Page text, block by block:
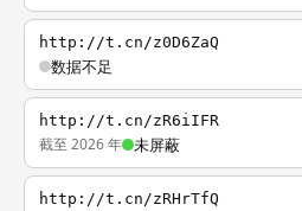
http://t.cn/z0D6ZaQ
数据不足
http://t.cn/zR6iIFR
截至 2026 年 未屏蔽
http://t.cn/zRHrTfQ